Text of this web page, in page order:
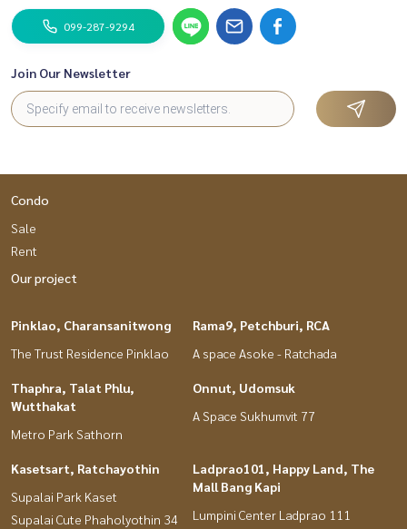
099-287-9294
Join Our Newsletter
Condo
Sale
Rent
Our project
Pinklao, Charansanitwong
The Trust Residence Pinklao
Rama9, Petchburi, RCA
A space Asoke - Ratchada
Thaphra, Talat Phlu,
Wutthakat
Metro Park Sathorn
Onnut, Udomsuk
A Space Sukhumvit 77
Kasetsart, Ratchayothin
Supalai Park Kaset
Supalai Cute Phaholyothin 34
Ladprao101, Happy Land, The
Mall Bang Kapi
Lumpini Center Ladprao 111